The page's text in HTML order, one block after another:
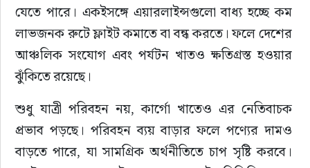
যেতে পারে। একইসঙ্গে এয়ারলাইন্সগুলো বাধ্য হচ্ছে কম
লাভজনক রুটে ফ্লাইট কমাতে বা বন্ধ করতে। ফলে দেশের
আঞ্চলিক সংযোগ এবং পর্যটন খাতও ক্ষতিগ্রস্ত হওয়ার
ঝুঁকিতে রয়েছে।
শুধু যাত্রী পরিবহন নয়, কার্গো খাতেও এর নেতিবাচক
প্রভাব পড়ছে। পরিবহন ব্যয় বাড়ার ফলে পণ্যের দামও
বাড়তে পারে, যা সামগ্রিক অর্থনীতিতে চাপ সৃষ্টি করবে।